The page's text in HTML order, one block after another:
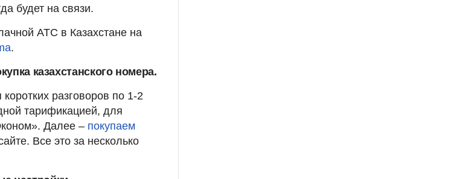
будет на связи.
АТС в Казахстане на
.
казахстанского номера.
разговоров по 1-2
тарификацией, для
Далее – покупаем
Все это за несколько